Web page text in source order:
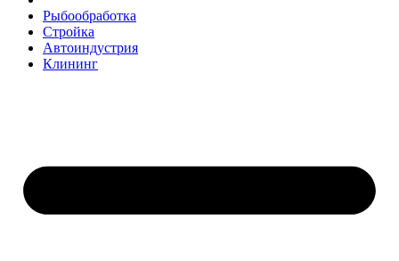
Рыбообработка
Стройка
Автоиндустрия
Клининг